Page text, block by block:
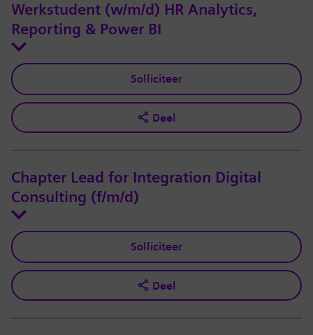
Werkstudent (w/m/d) HR Analytics,
Reporting & Power BI
Solliciteer
Deel
Chapter Lead for Integration Digital
Consulting (f/m/d)
Solliciteer
Deel